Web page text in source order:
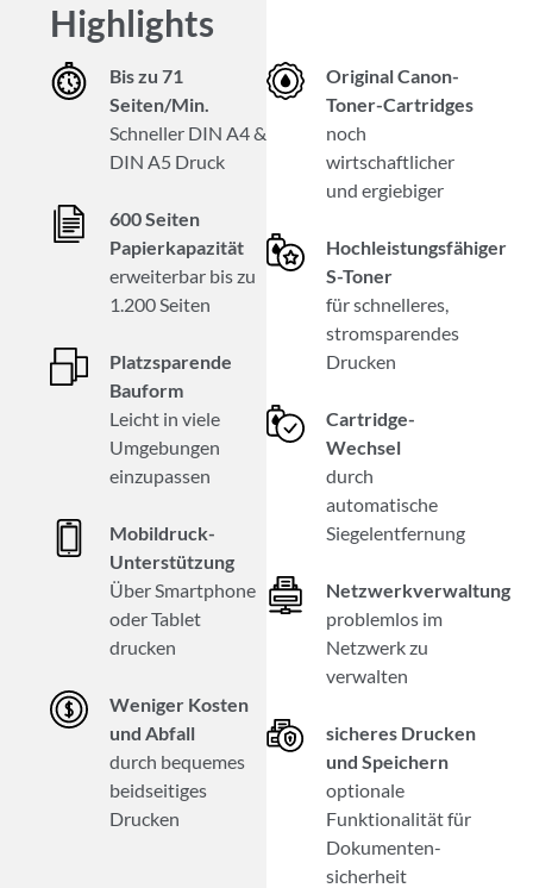
Highlights
Bis zu 71
Seiten/Min.
Schneller DIN A4 &
DIN A5 Druck
600 Seiten
Papierkapazität
erweiterbar bis zu
1.200 Seiten
Platzsparende
Bauform
Leicht in viele
Umgebungen
einzupassen
Mobildruck-
Unterstützung
Über Smartphone
oder Tablet
drucken
Weniger Kosten
und Abfall
durch bequemes
beidseitiges
Drucken
Original Canon-
Toner-Cartridges
noch
wirtschaftlicher
und ergiebiger
Hochleistungsfähiger
S-Toner
für schnelleres,
stromsparendes
Drucken
Cartridge-
Wechsel
durch
automatische
Siegelentfernung
Netzwerkverwaltung
problemlos im
Netzwerk zu
verwalten
sicheres Drucken
und Speichern
optionale
Funktionalität für
Dokumenten­
sicherheit